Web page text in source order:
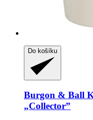
Do košíku
Burgon & Ball
„Collector”